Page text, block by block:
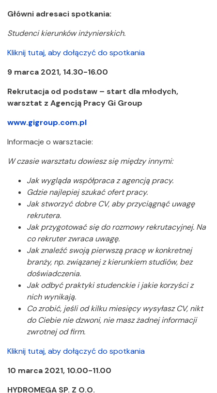
Główni adresaci spotkania:
Studenci kierunków inżynierskich.
Kliknij tutaj, aby dołączyć do spotkania
9 marca 2021, 14.30-16.00
Rekrutacja od podstaw – start dla młodych,
warsztat z Agencją Pracy Gi Group
www.gigroup.com.pl
Informacje o warsztacie:
W czasie warsztatu dowiesz się między innymi:
Jak wygląda współpraca z agencją pracy.
Gdzie najlepiej szukać ofert pracy.
Jak stworzyć dobre CV, aby przyciągnąć uwagę
rekrutera.
Jak przygotować się do rozmowy rekrutacyjnej. Na
co rekruter zwraca uwagę.
Jak znaleźć swoją pierwszą pracę w konkretnej
branży, np. związanej z kierunkiem studiów, bez
doświadczenia.
Jak odbyć praktyki studenckie i jakie korzyści z
nich wynikają.
Co zrobić, jeśli od kilku miesięcy wysyłasz CV, nikt
do Ciebie nie dzwoni, nie masz żadnej informacji
zwrotnej od firm.
Kliknij tutaj, aby dołączyć do spotkania
10 marca 2021, 10.00-11.00
HYDROMEGA SP. Z O.O.